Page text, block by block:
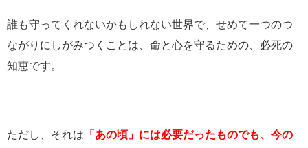
誰も守ってくれないかもしれない世界で、せめて一つのつ
ながりにしがみつくことは、命と心を守るための、必死の
知恵です。
ただし、それは 「あの頃」には必要だったものでも、今の